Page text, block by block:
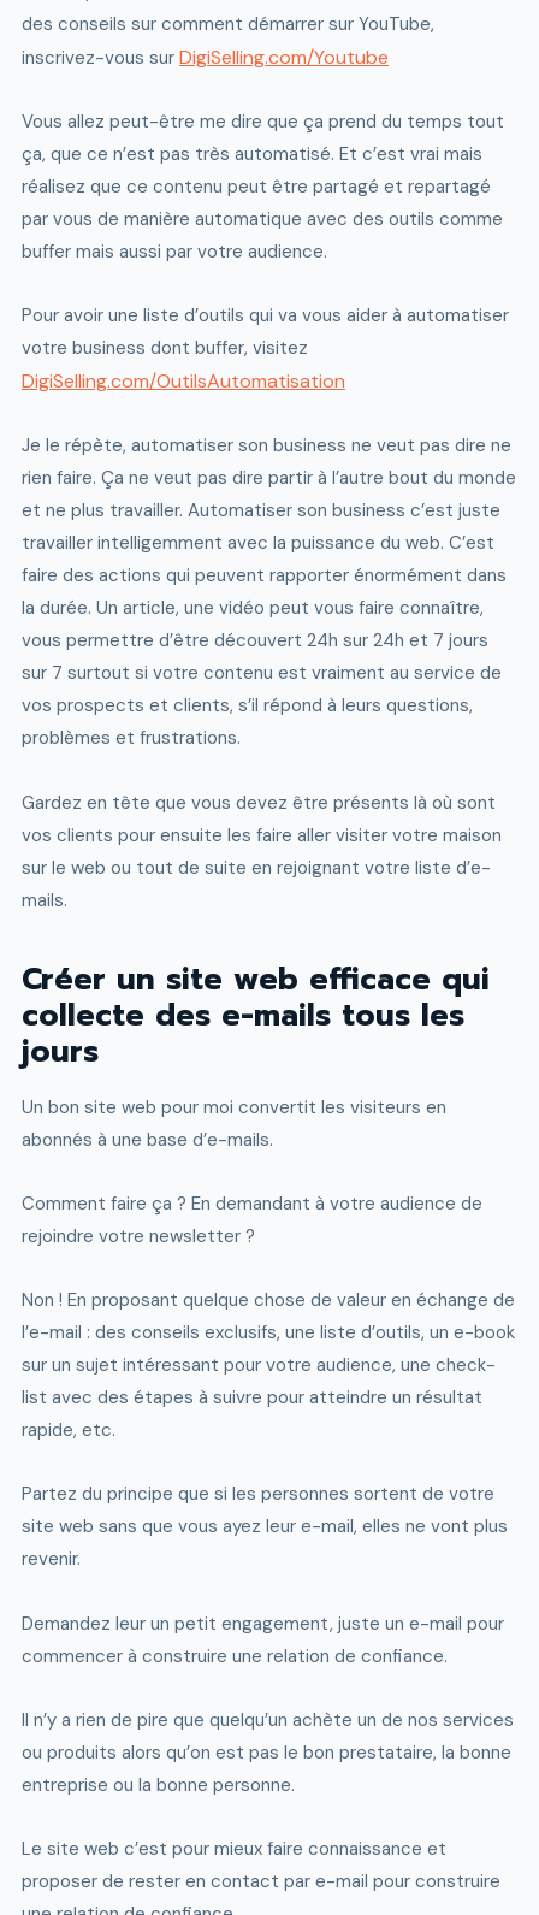
des conseils sur comment démarrer sur YouTube,
inscrivez-vous sur DigiSelling.com/Youtube
Vous allez peut-être me dire que ça prend du temps tout
ça, que ce n’est pas très automatisé. Et c’est vrai mais
réalisez que ce contenu peut être partagé et repartagé
par vous de manière automatique avec des outils comme
buffer mais aussi par votre audience.
Pour avoir une liste d’outils qui va vous aider à automatiser
votre business dont buffer, visitez
DigiSelling.com/OutilsAutomatisation
Je le répète, automatiser son business ne veut pas dire ne
rien faire. Ça ne veut pas dire partir à l’autre bout du monde
et ne plus travailler. Automatiser son business c’est juste
travailler intelligemment avec la puissance du web. C’est
faire des actions qui peuvent rapporter énormément dans
la durée. Un article, une vidéo peut vous faire connaître,
vous permettre d’être découvert 24h sur 24h et 7 jours
sur 7 surtout si votre contenu est vraiment au service de
vos prospects et clients, s’il répond à leurs questions,
problèmes et frustrations.
Gardez en tête que vous devez être présents là où sont
vos clients pour ensuite les faire aller visiter votre maison
sur le web ou tout de suite en rejoignant votre liste d’e-
mails.
Créer un site web efficace qui
collecte des e-mails tous les
jours
Un bon site web pour moi convertit les visiteurs en
abonnés à une base d’e-mails.
Comment faire ça ? En demandant à votre audience de
rejoindre votre newsletter ?
Non ! En proposant quelque chose de valeur en échange de
l’e-mail : des conseils exclusifs, une liste d’outils, un e-book
sur un sujet intéressant pour votre audience, une check-
list avec des étapes à suivre pour atteindre un résultat
rapide, etc.
Partez du principe que si les personnes sortent de votre
site web sans que vous ayez leur e-mail, elles ne vont plus
revenir.
Demandez leur un petit engagement, juste un e-mail pour
commencer à construire une relation de confiance.
Il n’y a rien de pire que quelqu’un achète un de nos services
ou produits alors qu’on est pas le bon prestataire, la bonne
entreprise ou la bonne personne.
Le site web c’est pour mieux faire connaissance et
proposer de rester en contact par e-mail pour construire